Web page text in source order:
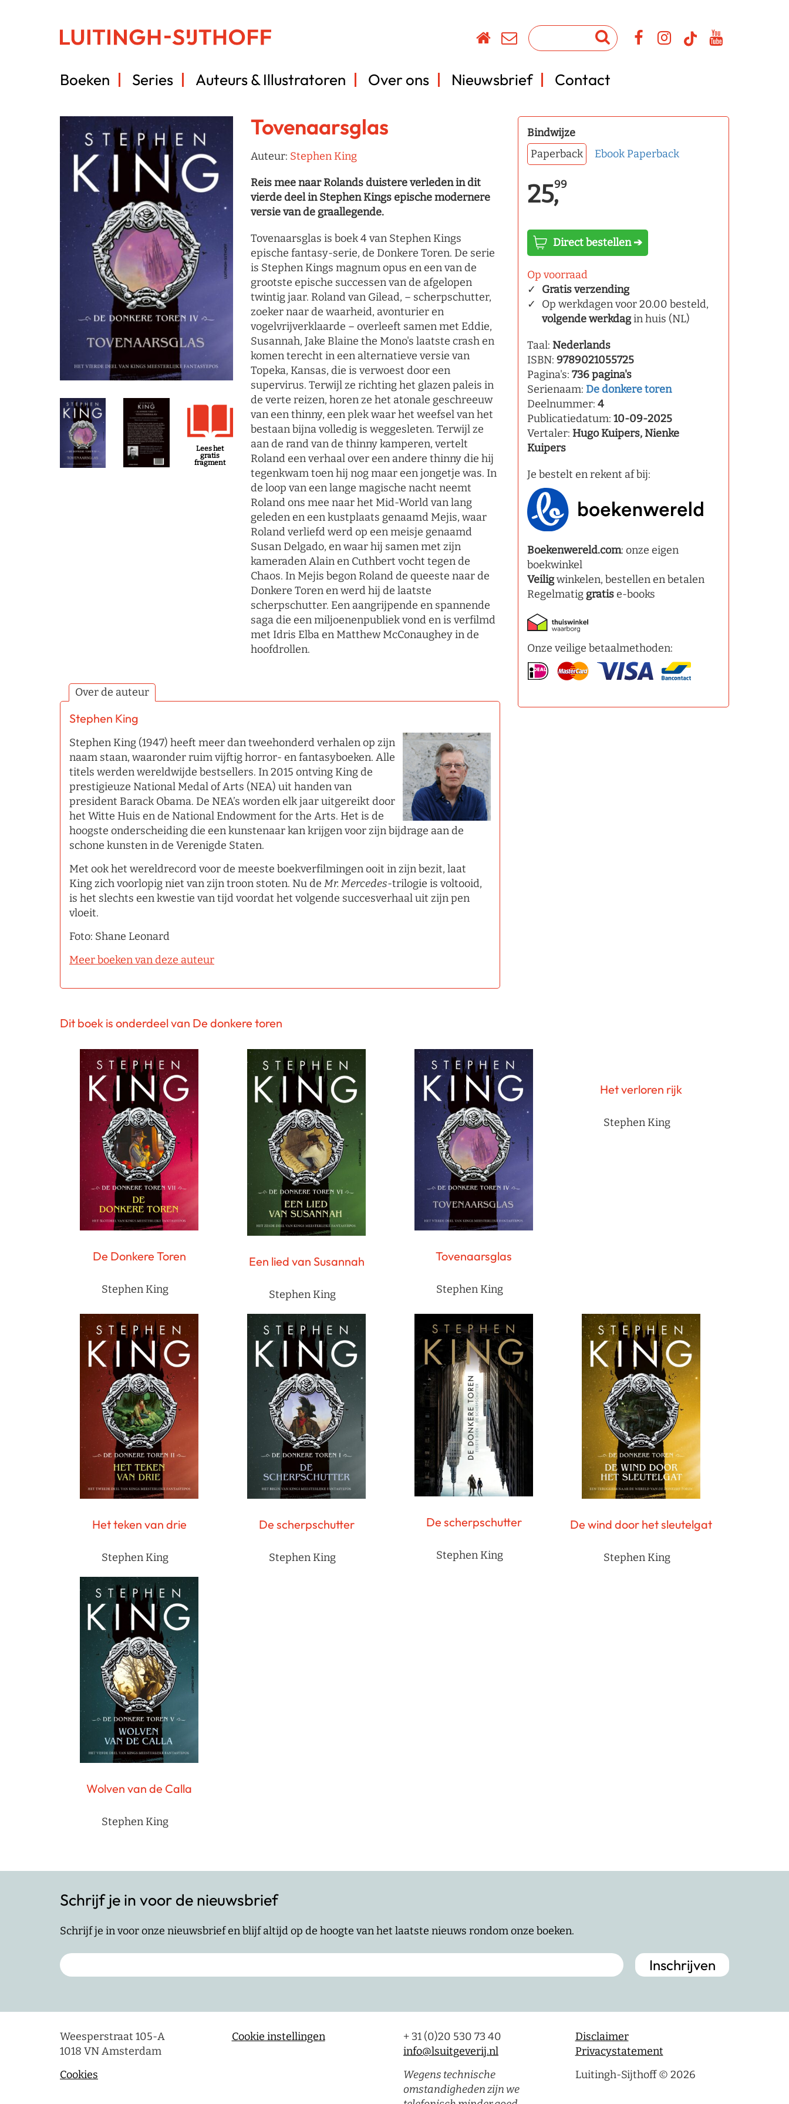
Boeken Series Auteurs & Illustratoren Over ons Nieuwsbrief Contact
Lees het
gratis
fragment
Tovenaarsglas
Auteur: Stephen King
Reis mee naar Rolands duistere verleden in dit
vierde deel in Stephen Kings epische modernere
versie van de graallegende.
Tovenaarsglas is boek 4 van Stephen Kings
epische fantasy-serie, de Donkere Toren. De serie
is Stephen Kings magnum opus en een van de
grootste epische successen van de afgelopen
twintig jaar. Roland van Gilead, – scherpschutter,
zoeker naar de waarheid, avonturier en
vogelvrijverklaarde – overleeft samen met Eddie,
Susannah, Jake Blaine the Mono's laatste crash en
komen terecht in een alternatieve versie van
Topeka, Kansas, die is verwoest door een
supervirus. Terwijl ze richting het glazen paleis in
de verte reizen, horen ze het atonale geschreeuw
van een thinny, een plek waar het weefsel van het
bestaan bijna volledig is weggesleten. Terwijl ze
aan de rand van de thinny kamperen, vertelt
Roland een verhaal over een andere thinny die hij
tegenkwam toen hij nog maar een jongetje was. In
de loop van een lange magische nacht neemt
Roland ons mee naar het Mid-World van lang
geleden en een kustplaats genaamd Mejis, waar
Roland verliefd werd op een meisje genaamd
Susan Delgado, en waar hij samen met zijn
kameraden Alain en Cuthbert vocht tegen de
Chaos. In Mejis begon Roland de queeste naar de
Donkere Toren en werd hij de laatste
scherpschutter. Een aangrijpende en spannende
saga die een miljoenenpubliek vond en is verfilmd
met Idris Elba en Matthew McConaughey in de
hoofdrollen.
Over de auteur
Stephen King
Stephen King (1947) heeft meer dan tweehonderd verhalen op zijn
naam staan, waaronder ruim vijftig horror- en fantasyboeken. Alle
titels werden wereldwijde bestsellers. In 2015 ontving King de
prestigieuze National Medal of Arts (NEA) uit handen van
president Barack Obama. De NEA’s worden elk jaar uitgereikt door
het Witte Huis en de National Endowment for the Arts. Het is de
hoogste onderscheiding die een kunstenaar kan krijgen voor zijn bijdrage aan de
schone kunsten in de Verenigde Staten.
Met ook het wereldrecord voor de meeste boekverfilmingen ooit in zijn bezit, laat
King zich voorlopig niet van zijn troon stoten. Nu de Mr. Mercedes­-trilogie is voltooid,
is het slechts een kwestie van tijd voordat het volgende succesverhaal uit zijn pen
vloeit.
Foto: Shane Leonard
Meer boeken van deze auteur
Bindwijze
Paperback
Ebook Paperback
25,99
Direct bestellen ➔
Op voorraad
Gratis verzending
Op werkdagen voor 20.00 besteld,
volgende werkdagin huis (NL)
Taal: Nederlands
ISBN: 9789021055725
Pagina's: 736 pagina's
Serienaam: De donkere toren
Deelnummer: 4
Publicatiedatum: 10-09-2025
Vertaler: Hugo Kuipers, Nienke
Kuipers
Je bestelt en rekent af bij:
Boekenwereld.com: onze eigen
boekwinkel
Veiligwinkelen, bestellen en betalen
Regelmatig gratise-books
Onze veilige betaalmethoden:
Dit boek is onderdeel van De donkere toren
De Donkere Toren
Stephen King
Een lied van Susannah
Stephen King
Tovenaarsglas
Stephen King
Het verloren rijk
Stephen King
Het teken van drie
Stephen King
De scherpschutter
Stephen King
De scherpschutter
Stephen King
De wind door het sleutelgat
Stephen King
Wolven van de Calla
Stephen King
Schrijf je in voor de nieuwsbrief
Schrijf je in voor onze nieuwsbrief en blijf altijd op de hoogte van het laatste nieuws rondom onze boeken.
Weesperstraat 105-A
1018 VN Amsterdam
Cookies
Cookie instellingen
+ 31 (0)20 530 73 40
info@lsuitgeverij.nl
Wegens technische
omstandigheden zijn we
Disclaimer
Privacystatement
Luitingh-Sijthoff © 2026